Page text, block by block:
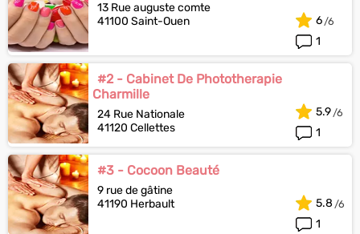
13 Rue auguste comte
41100 Saint-Ouen
1
6
#2 - Cabinet De Phototherapie
Charmille
24 Rue Nationale
41120 Cellettes
1
5.9
#3 - Cocoon Beauté
9 rue de gâtine
41190 Herbault
1
5.8